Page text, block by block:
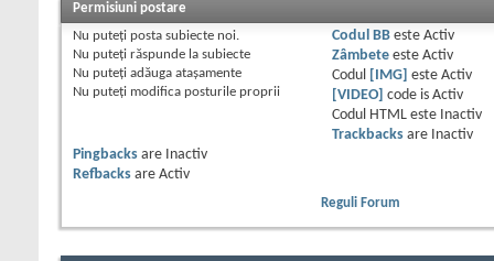
Permisiuni postare
Nu puteţi posta subiecte noi.
Nu puteţi răspunde la subiecte
Nu puteţi adăuga ataşamente
Nu puteţi modifica posturile proprii
Codul BBeste Activ
Zâmbeteeste Activ
Codul
[IMG] este Activ
[VIDEO]
code is Activ
Codul HTML este
Inactiv
Trackbacksare
Inactiv
Pingbacks are
Inactiv
Refbacks are Activ
Reguli Forum